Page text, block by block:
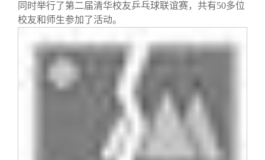
专业委员会
兴趣群体
捐赠纪事
捐赠方法
《水木清华》
我要订阅
清华人物
清华故事
校友文苑
校友讲坛
校友服务
终身学习
三创大赛
实用信息
校友总会
会长致辞
总会章程
同时举行了第二届清华校友乒乓球联谊赛，共有50多位
校友和师生参加了活动。